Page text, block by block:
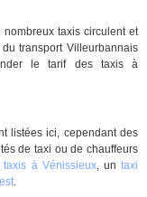
taxis circulent et
transport Villeurbannais
le tarif des taxis à
listées ici, cependant des
de taxi ou de chauffeurs
taxis à Vénissieux, untaxi
.